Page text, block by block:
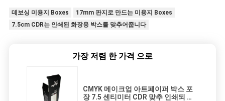
데보싱 미용지 Boxes
17mm 판지로 만드는 미용지 Boxes
7.5cm CDR는 인쇄된 화장용 박스를 맞추어줍니다
가장 저렴 한 가격 으로
CMYK 메이크업 아트페이퍼 박스 포
장 7.5 센티미터 CDR 맞추 인쇄되 화